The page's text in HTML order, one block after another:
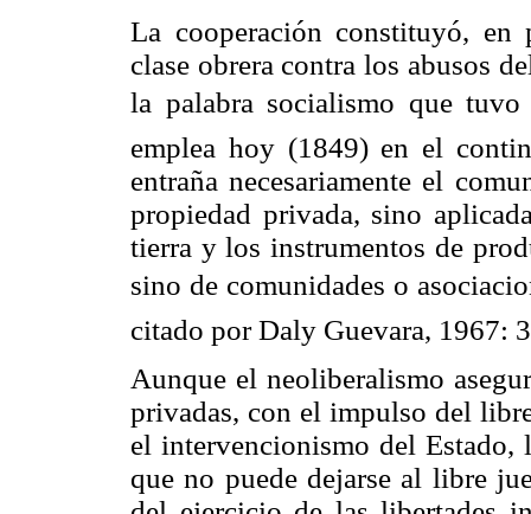
La cooperación constituyó, en
clase obrera contra los abusos
la palabra socialismo que tuvo
emplea hoy (1849) en el
entraña necesariamente el
propiedad privada, sino
tierra y los instrumentos de
sino de comunidades o
citado por Daly Guevara, 1967:
Aunque el neoliberalismo
privadas, con el impulso del
el intervencionismo del Estado,
que no puede dejarse al libre